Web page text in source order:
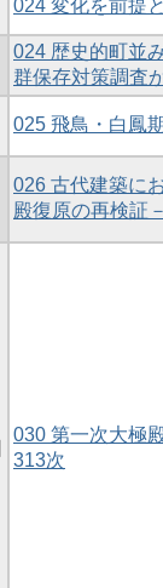
024 変化を前提
024 歴史的町並
群保存対策調査
025 飛鳥・白鳳
026 古代建築に
殿復原の再検証
030 第一次大極
313次